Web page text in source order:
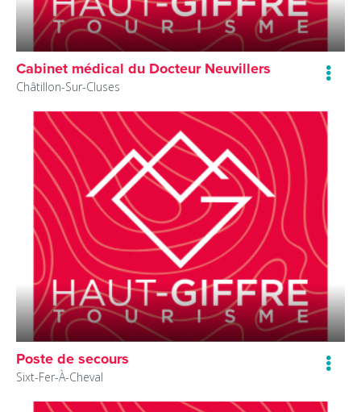
Cabinet médical du Docteur Neuvillers
Châtillon-Sur-Cluses
Poste de secours
Sixt-Fer-À-Cheval